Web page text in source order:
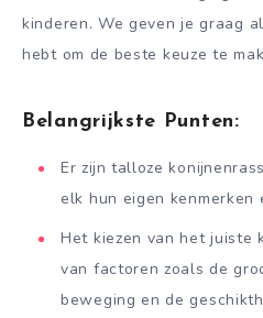
kinderen. We geven je graag
hebt om de beste keuze te
Belangrijkste Punten:
Er zijn talloze
elk hun eigen kenmerken
Het kiezen van het juiste
van factoren zoals de
beweging en de